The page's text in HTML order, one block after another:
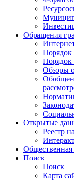
Обращения
Порядок
Порядок
Обзоры
Открытые
Реестр
Общественная
Поиск
Поиск
Карта